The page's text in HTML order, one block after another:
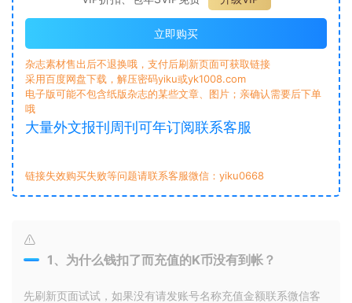
立即购买
杂志素材售出后不退换哦，支付后刷新页面可获取链接
采用百度网盘下载，解压密码yiku或yk1008.com
电子版可能不包含纸版杂志的某些文章、图片；亲确认需要后下单
哦
大量外文报刊周刊可年订阅联系客服
链接失效购买失败等问题请联系客服微信：yiku0668
1、为什么钱扣了而充值的K币没有到帐？
先刷新页面试试，如果没有请发账号名称充值金额联系微信客